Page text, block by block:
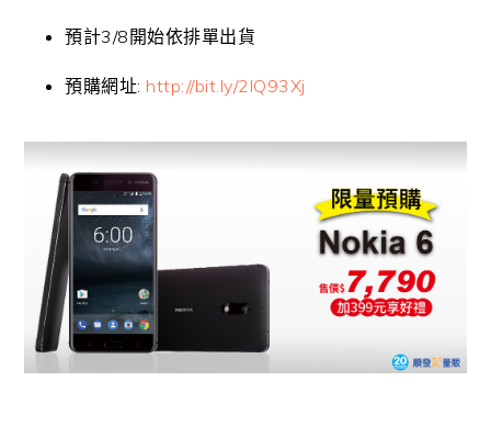
預計3/8開始依排單出貨
預購網址: http://bit.ly/2lQ93Xj